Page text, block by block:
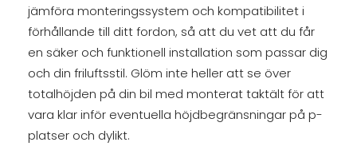
jämföra monteringssystem och kompatibilitet i
förhållande till ditt fordon, så att du vet att du får
en säker och funktionell installation som passar dig
och din friluftsstil. Glöm inte heller att se över
totalhöjden på din bil med monterat taktält för att
vara klar inför eventuella höjdbegränsningar på p-
platser och dylikt.